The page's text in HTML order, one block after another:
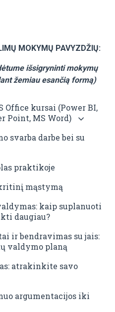
MOKYMŲ PAVYZDŽIŲ:
išsigryninti mokymų
žemiau esančią formą)
Office kursai (Power BI,
Point, MS Word)
svarba darbe bei su
praktikoje
mąstymą
kaip suplanuoti
daugiau?
ir bendravimas su jais:
valdymo planą
atrakinkite savo
argumentacijos iki